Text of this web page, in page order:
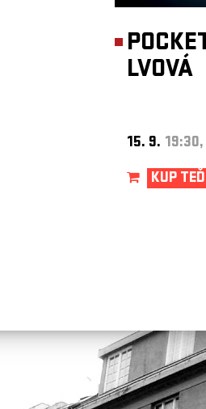
LVOVÁ
15. 9.
KUP